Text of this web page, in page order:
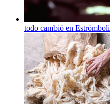
todo cambió en Estrómboli